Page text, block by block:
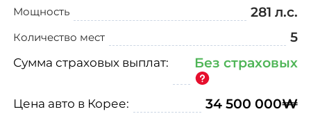
8 800-555-70-97
(офис: г. Видное, ул. Донбасская д. 2
стр.1)
Мощность 281 л.с.
Количество мест 5
Сумма страховых выплат: Без страховых
Цена авто в Корее: 34 500 000₩